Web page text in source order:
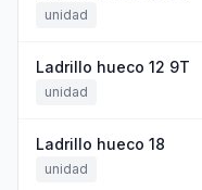
unidad
Ladrillo hueco 12 9T
unidad
Ladrillo hueco 18
unidad